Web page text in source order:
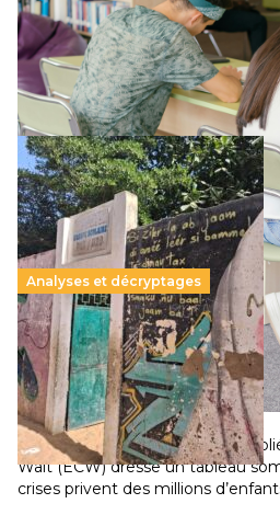
Le projet de loi sur la régulation
supérieur privé met en lumière
qui relègue l’acte pédagogique
Lire la suite →
Analyses et décryptages
258 millions d’enfants
chocs climatiques et des
population
11 juillet 2026- National
Un nouveau rapport mondial
Wait (ECW) dresse un tableau
crises privent des millions